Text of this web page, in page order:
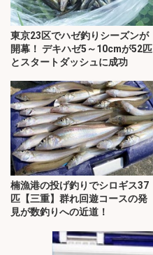
東京23区でハゼ釣りシーズンが
開幕！ デキハゼ5～10cmが52匹
とスタートダッシュに成功
楠漁港の投げ釣りでシロギス37
匹【三重】群れ回遊コースの発
見が数釣りへの近道！